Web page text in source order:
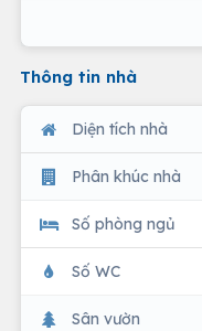
Thông tin nhà
Diện tích nhà
Phân khúc nhà
Số phòng ngủ
Số WC
Sân vườn